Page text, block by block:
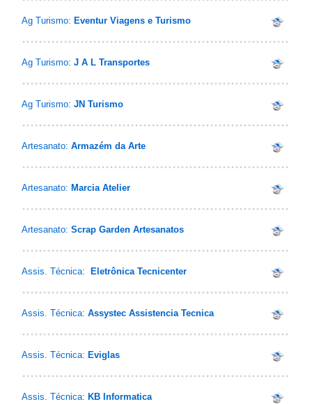
Ag Turismo: Eventur Viagens e Turismo
Ag Turismo: J A L Transportes
Ag Turismo: JN Turismo
Artesanato: Armazém da Arte
Artesanato: Marcia Atelier
Artesanato: Scrap Garden Artesanatos
Assis. Técnica: Eletrônica Tecnicenter
Assis. Técnica: Assystec Assistencia Tecnica
Assis. Técnica: Eviglas
Assis. Técnica: KB Informatica